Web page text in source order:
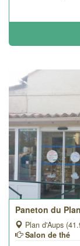
Paneton du
Plan d'Aups
Salon de thé